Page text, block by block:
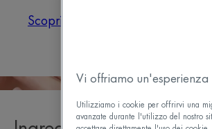
Scopri
Vi offriamo
Utilizziamo i cookie per offrirvi una
avanzate durante l'utilizzo del nostro